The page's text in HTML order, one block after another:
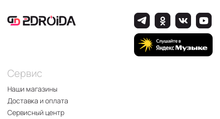
Сервис
Наши магазины
Доставка и оплата
Сервисный центр